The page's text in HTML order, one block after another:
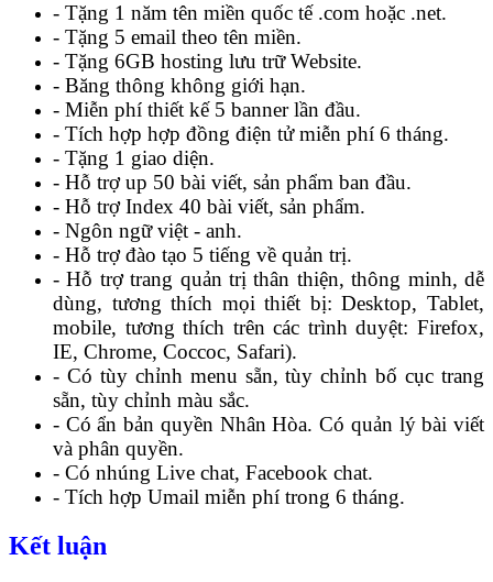
- Tặng 1 năm tên miền quốc tế .com hoặc .net.
- Tặng 5 email theo tên miền.
- Tặng 6GB hosting lưu trữ Website.
- Băng thông không giới hạn.
- Miễn phí thiết kế 5 banner lần đầu.
- Tích hợp hợp đồng điện tử miễn phí 6 tháng.
- Tặng 1 giao diện.
- Hỗ trợ up 50 bài viết, sản phẩm ban đầu.
- Hỗ trợ Index 40 bài viết, sản phẩm.
- Ngôn ngữ việt - anh.
- Hỗ trợ đào tạo 5 tiếng về quản trị.
- Hỗ trợ trang quản trị thân thiện, thông minh, dễ
dùng, tương thích mọi thiết bị: Desktop, Tablet,
mobile, tương thích trên các trình duyệt: Firefox,
IE, Chrome, Coccoc, Safari).
- Có tùy chỉnh menu sẵn, tùy chỉnh bố cục trang
sẵn, tùy chỉnh màu sắc.
- Có ẩn bản quyền Nhân Hòa. Có quản lý bài viết
và phân quyền.
- Có nhúng Live chat, Facebook chat.
- Tích hợp Umail miễn phí trong 6 tháng.
Kết luận